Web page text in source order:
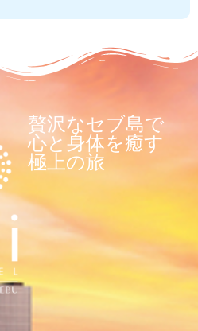
贅沢なセブ島で
心と身体を癒す
極上の旅